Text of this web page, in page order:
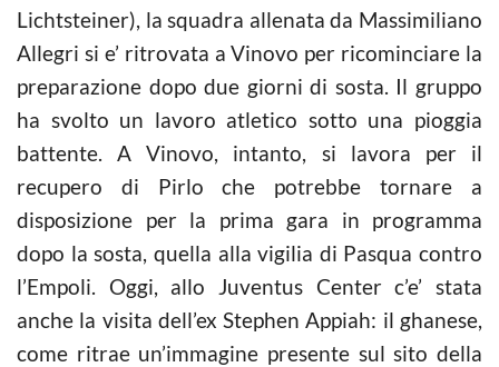
Lichtsteiner), la squadra allenata da Massimiliano
Allegri si e’ ritrovata a Vinovo per ricominciare la
preparazione dopo due giorni di sosta. Il gruppo
ha svolto un lavoro atletico sotto una pioggia
battente. A Vinovo, intanto, si lavora per il
recupero di Pirlo che potrebbe tornare a
disposizione per la prima gara in programma
dopo la sosta, quella alla vigilia di Pasqua contro
l’Empoli. Oggi, allo Juventus Center c’e’ stata
anche la visita dell’ex Stephen Appiah: il ghanese,
come ritrae un’immagine presente sul sito della